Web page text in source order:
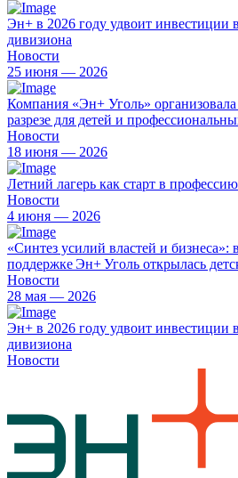
Эн+ в 2026 году удвоит инвестиции
дивизиона
Новости
25 июня — 2026
Компания «Эн+ Уголь»
разрезе для детей и
Новости
18 июня — 2026
Летний лагерь как старт в профессию
Новости
4 июня — 2026
«Синтез усилий властей и бизнеса»:
поддержке Эн+ Уголь открылась
Новости
28 мая — 2026
Эн+ в 2026 году удвоит инвестиции
дивизиона
Новости